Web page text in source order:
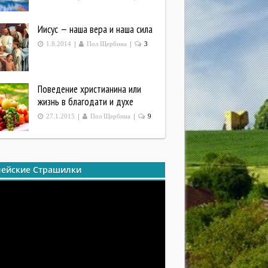
Иисус — наша вера и наша сила
1.8.2014 | Пол Щербина | 3
Поведение христианина или
жизнь в благодати и духе
27.1.2015 | Пол Щербина | 9
Страшилки